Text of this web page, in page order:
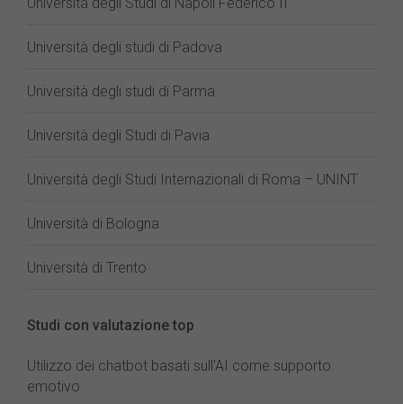
Università degli studi di Padova
Università degli studi di Parma
Università degli Studi di Pavia
Università degli Studi Internazionali di Roma – UNINT
Università di Bologna
Università di Trento
Studi con valutazione top
Utilizzo dei chatbot basati sull'AI come supporto
emotivo